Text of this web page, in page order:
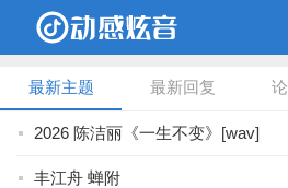
最新主题 最新回复
2026 陈洁丽《一生不变》[wav]
丰江舟 蝉附